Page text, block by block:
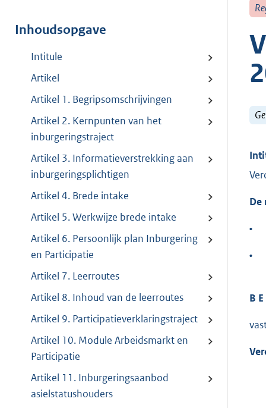
Inhoudsopgave
Intitule
Artikel
Artikel 1. Begripsomschrijvingen
Artikel 2. Kernpunten van het
inburgeringstraject
Artikel 3. Informatieverstrekking aan
inburgeringsplichtigen
Artikel 4. Brede intake
Artikel 5. Werkwijze brede intake
Artikel 6. Persoonlijk plan Inburgering
en Participatie
Artikel 7. Leerroutes
Artikel 8. Inhoud van de leerroutes
Artikel 9. Participatieverklaringstraject
Artikel 10. Module Arbeidsmarkt en
Participatie
Artikel 11. Inburgeringsaanbod
asielstatushouders
De
•
•
B